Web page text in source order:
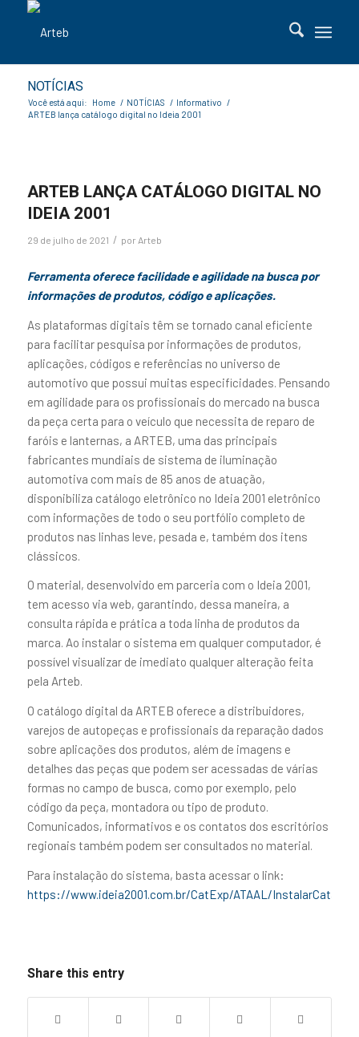
NOTÍCIAS
Você está aqui: Home / NOTÍCIAS / Informativo /
ARTEB lança catálogo digital no Ideia 2001
ARTEB LANÇA CATÁLOGO DIGITAL NO
IDEIA 2001
29 de julho de 2021 / por Arteb
Ferramenta oferece facilidade e agilidade na busca por
informações de produtos, código e aplicações.
As plataformas digitais têm se tornado canal eficiente
para facilitar pesquisa por informações de produtos,
aplicações, códigos e referências no universo de
automotivo que possui muitas especificidades. Pensando
em agilidade para os profissionais do mercado na busca
da peça certa para o veículo que necessita de reparo de
faróis e lanternas, a ARTEB, uma das principais
fabricantes mundiais de sistema de iluminação
automotiva com mais de 85 anos de atuação,
disponibiliza catálogo eletrônico no Ideia 2001 eletrônico
com informações de todo o seu portfólio completo de
produtos nas linhas leve, pesada e, também dos itens
clássicos.
O material, desenvolvido em parceria com o Ideia 2001,
tem acesso via web, garantindo, dessa maneira, a
consulta rápida e prática a toda linha de produtos da
marca. Ao instalar o sistema em qualquer computador, é
possível visualizar de imediato qualquer alteração feita
pela Arteb.
O catálogo digital da ARTEB oferece a distribuidores,
varejos de autopeças e profissionais da reparação dados
sobre aplicações dos produtos, além de imagens e
detalhes das peças que podem ser acessadas de várias
formas no campo de busca, como por exemplo, pelo
código da peça, montadora ou tipo de produto.
Comunicados, informativos e os contatos dos escritórios
regionais também podem ser consultados no material.
Para instalação do sistema, basta acessar o link:
https://www.ideia2001.com.br/CatExp/ATAAL/
Share this entry